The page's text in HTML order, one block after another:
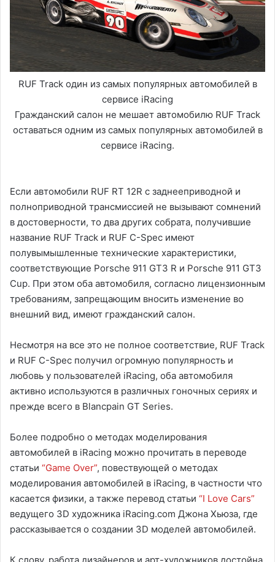
RUF Track один из самых популярных автомобилей в
сервисе iRacing
Гражданский салон не мешает автомобилю RUF Track
оставаться одним из самых популярных автомобилей в
сервисе iRacing.
Если автомобили RUF RT 12R с заднееприводной и
полноприводной трансмиссией не вызывают сомнений
в достоверности, то два других собрата, получившие
название RUF Track и RUF C-Spec имеют
полувымышленные технические характеристики,
соответствующие Porsche 911 GT3 R и Porsche 911 GT3
Cup. При этом оба автомобиля, согласно лицензионным
требованиям, запрещающим вносить изменение во
внешний вид, имеют гражданский салон.
Несмотря на все это не полное соответствие, RUF Track
и RUF C-Spec получил огромную популярность и
любовь у пользователей iRacing, оба автомобиля
активно используются в различных гоночных сериях и
прежде всего в Blancpain GT Series.
Более подробно о методах моделирования
автомобилей в iRacing можно прочитать в переводе
статьи “Game Over”, повествующей о методах
моделирования автомобилей в iRacing, в частности что
касается физики, а также перевод статьи “I Love Cars”
ведущего 3D художника iRacing.com Джона Хьюза, где
рассказывается о создании 3D моделей автомобилей.